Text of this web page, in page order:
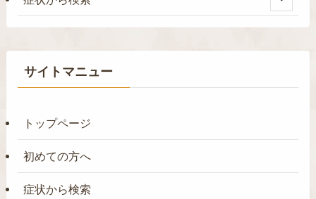
サイトマニュー
トップページ
初めての方へ
症状から検索